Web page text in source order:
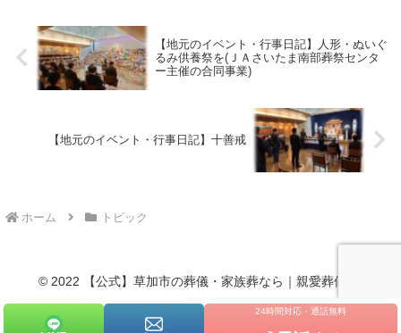
【地元のイベント・行事日記】人形・ぬいぐ
るみ供養祭を(ＪＡさいたま南部葬祭センタ
ー主催の合同事業)
【地元のイベント・行事日記】十善戒
ホーム トピック
© 2022 【公式】草加市の葬儀・家族葬なら｜親愛葬儀社.
24時間対応・通話無料